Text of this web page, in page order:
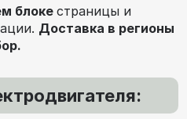
блоке страницы и
Доставка в регионы